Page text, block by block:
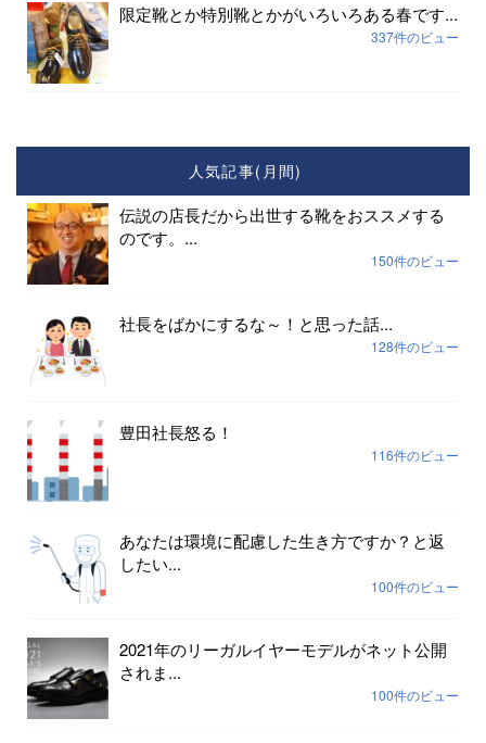
限定靴とか特別靴とかがいろいろある春です...
337件のビュー
人気記事(月間)
伝説の店長だから出世する靴をおススメする
のです。...
150件のビュー
社長をばかにするな～！と思った話...
128件のビュー
豊田社長怒る！
116件のビュー
あなたは環境に配慮した生き方ですか？と返
したい...
100件のビュー
2021年のリーガルイヤーモデルがネット公開
されま...
100件のビュー